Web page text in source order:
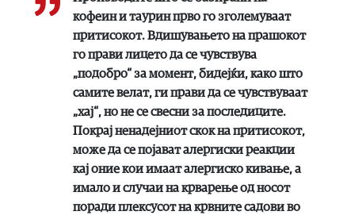
кофеин и таурин прво го зголемуваат
притисокот. Вдишувањето на прашокот
го прави лицето да се чувствува
„подобро“ за момент, бидејќи, како што
самите велат, ги прави да се чувствуваат
„хај“, но не се свесни за последиците.
Покрај ненадејниот скок на притисокот,
може да се појават алергиски реакции
кај оние кои имаат алергиско кивање, а
имало и случаи на крварење од носот
поради плексусот на крвните садови во